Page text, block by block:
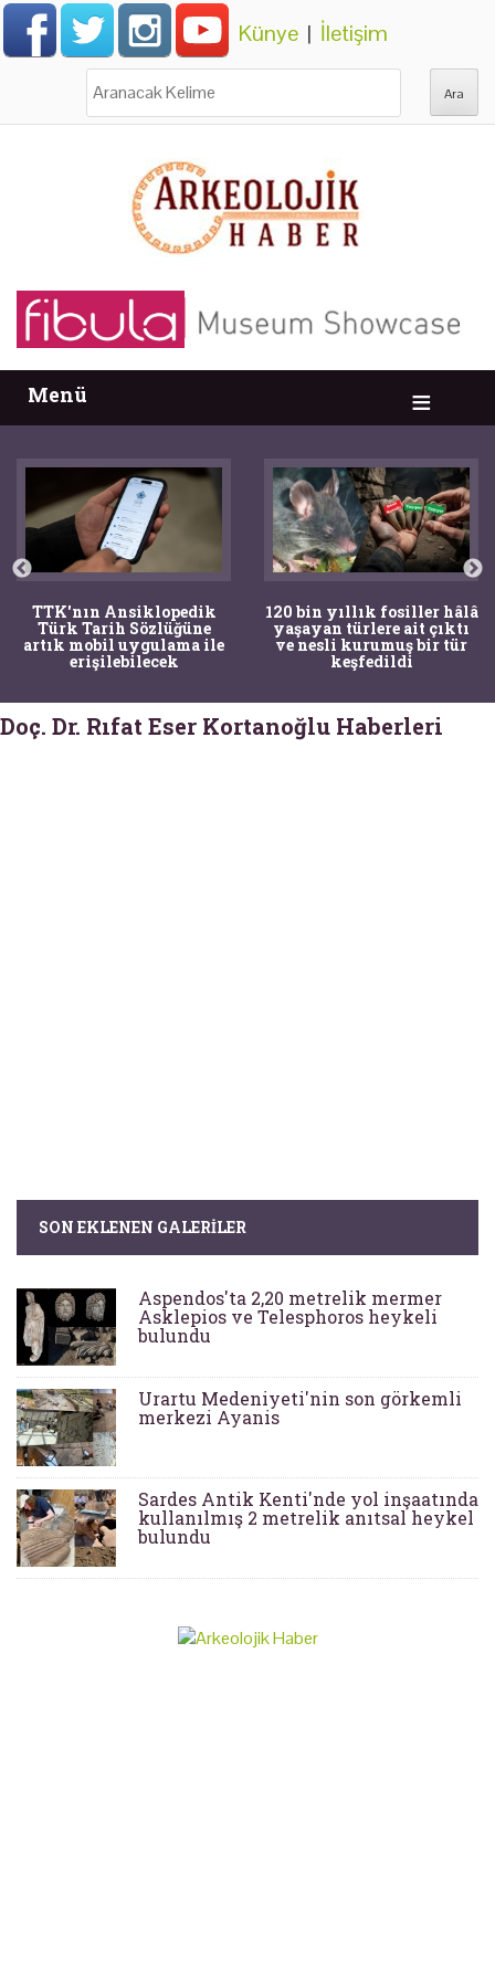
Künye | İletişim
Menü
TTK'nın Ansiklopedik
Türk Tarih Sözlüğüne
artık mobil uygulama ile
erişilebilecek
120 bin yıllık fosiller hâlâ
yaşayan türlere ait çıktı
ve nesli kurumuş bir tür
keşfedildi
Doç. Dr. Rıfat Eser Kortanoğlu Haberleri
SON EKLENEN GALERILER
Aspendos'ta 2,20 metrelik mermer
Asklepios ve Telesphoros heykeli
bulundu
Urartu Medeniyeti'nin son görkemli
merkezi Ayanis
Sardes Antik Kenti'nde yol inşaatında
kullanılmış 2 metrelik anıtsal heykel
bulundu